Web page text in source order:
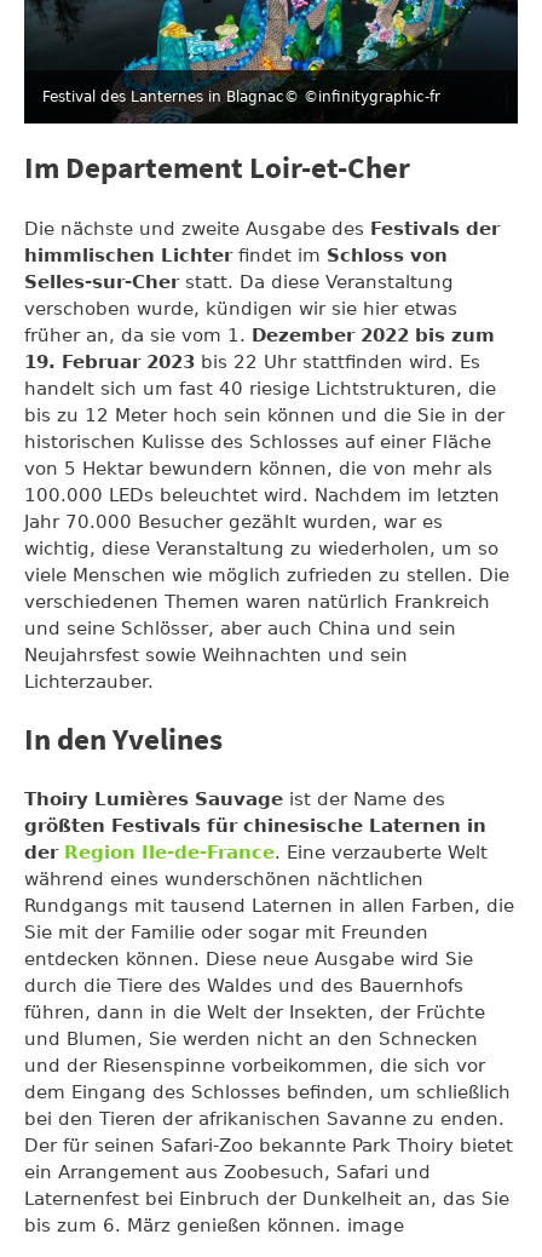
Festival des Lanternes in Blagnac© ©infinitygraphic-fr
Im Departement Loir-et-Cher
Die nächste und zweite Ausgabe des Festivals der
himmlischen Lichterfindet im Schloss von
Selles-sur-Cherstatt. Da diese Veranstaltung
verschoben wurde, kündigen wir sie hier etwas
früher an, da sie vom 1. Dezember 2022 bis zum
19. Februar 2023 bis 22 Uhr stattfinden wird. Es
handelt sich um fast 40 riesige Lichtstrukturen, die
bis zu 12 Meter hoch sein können und die Sie in der
historischen Kulisse des Schlosses auf einer Fläche
von 5 Hektar bewundern können, die von mehr als
100.000 LEDs beleuchtet wird. Nachdem im letzten
Jahr 70.000 Besucher gezählt wurden, war es
wichtig, diese Veranstaltung zu wiederholen, um so
viele Menschen wie möglich zufrieden zu stellen. Die
verschiedenen Themen waren natürlich Frankreich
und seine Schlösser, aber auch China und sein
Neujahrsfest sowie Weihnachten und sein
Lichterzauber.
In den Yvelines
Thoiry Lumières Sauvage ist der Name des
größten Festivals für chinesische Laternen in
der Region Ile-de-France. Eine verzauberte Welt
während eines wunderschönen nächtlichen
Rundgangs mit tausend Laternen in allen Farben, die
Sie mit der Familie oder sogar mit Freunden
entdecken können. Diese neue Ausgabe wird Sie
durch die Tiere des Waldes und des Bauernhofs
führen, dann in die Welt der Insekten, der Früchte
und Blumen, Sie werden nicht an den Schnecken
und der Riesenspinne vorbeikommen, die sich vor
dem Eingang des Schlosses befinden, um schließlich
bei den Tieren der afrikanischen Savanne zu enden.
Der für seinen Safari-Zoo bekannte Park Thoiry bietet
ein Arrangement aus Zoobesuch, Safari und
Laternenfest bei Einbruch der Dunkelheit an, das Sie
bis zum 6. März genießen können. image